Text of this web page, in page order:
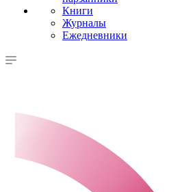
Книги
Журналы
Ежедневники